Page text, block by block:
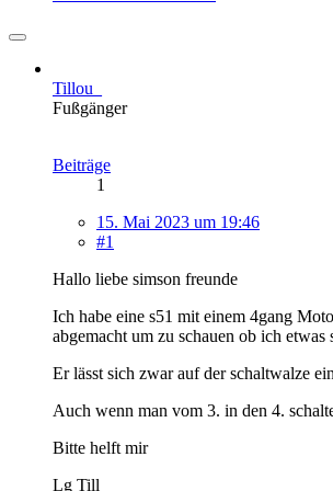
Tillou_
Fußgänger
Beiträge
1
15. Mai 2023 um 19:46
#1
Hallo liebe simson freunde
Ich habe eine s51 mit einem 4gang
abgemacht um zu schauen ob ich
Er lässt sich zwar auf der schaltwalze
Auch wenn man vom 3. in den 4.
Bitte helft mir
Lg Till